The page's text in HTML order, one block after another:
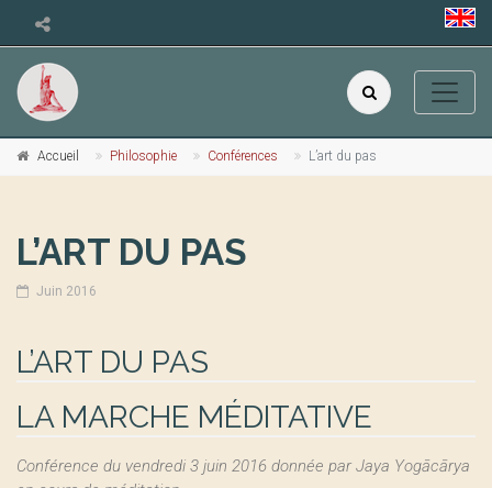
Accueil Philosophie Conférences L’art du pas
L’ART DU PAS
Juin 2016
L’ART DU PAS
LA MARCHE MÉDITATIVE
Conférence du vendredi 3 juin 2016 donnée par Jaya Yogācārya